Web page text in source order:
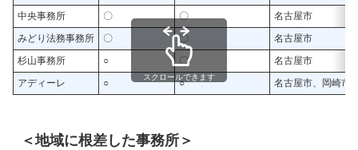
中央事務所
〇 〇
名古屋市
みどり法務事務所
〇 〇
名古屋市
杉山事務所
○ 〇
名古屋市
アディーレ
○ ○ 名古屋市、岡崎市
スクロールできます
＜地域に根差した事務所＞